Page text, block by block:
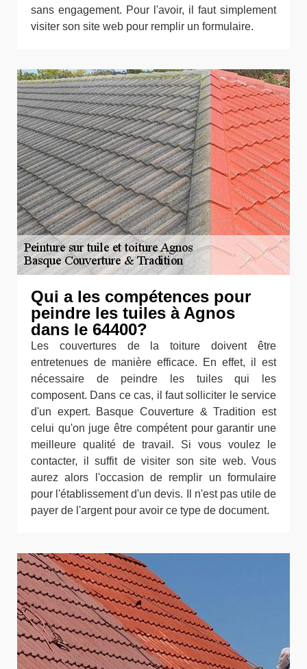
sans engagement. Pour l'avoir, il faut simplement
visiter son site web pour remplir un formulaire.
Qui a les compétences pour
peindre les tuiles à Agnos
dans le 64400?
Les couvertures de la toiture doivent être
entretenues de manière efficace. En effet, il est
nécessaire de peindre les tuiles qui les
composent. Dans ce cas, il faut solliciter le service
d'un expert. Basque Couverture & Tradition est
celui qu'on juge être compétent pour garantir une
meilleure qualité de travail. Si vous voulez le
contacter, il suffit de visiter son site web. Vous
aurez alors l'occasion de remplir un formulaire
pour l'établissement d'un devis. Il n'est pas utile de
payer de l'argent pour avoir ce type de document.